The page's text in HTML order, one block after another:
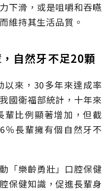
下滑，或是咀嚼和吞嚥
維持其生活品質。
自然牙不足20顆
以來，30多年來達成率
國衛福部統計，十年來
輩比例顯著增加，但截
％長輩擁有個自然牙不
「樂齡勇壯」口腔保健
保健知識，促進長輩身